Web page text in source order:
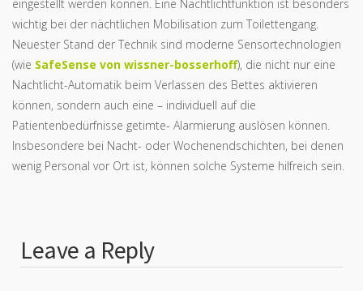
eingestellt werden können. Eine Nachtlichtfunktion ist besonders
wichtig bei der nächtlichen Mobilisation zum Toilettengang.
Neuester Stand der Technik sind moderne Sensortechnologien
(wie SafeSense von wissner-bosserhoff), die nicht nur eine
Nachtlicht-Automatik beim Verlassen des Bettes aktivieren
können, sondern auch eine – individuell auf die
Patientenbedürfnisse getimte- Alarmierung auslösen können.
Insbesondere bei Nacht- oder Wochenendschichten, bei denen
wenig Personal vor Ort ist, können solche Systeme hilfreich sein.
Leave a Reply